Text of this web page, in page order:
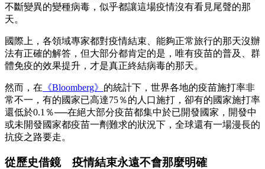
不斷變異的變種病毒，似乎都讓這場疫情沒有看見尾聲的那
天。
國際上，各領域專家都對疫情結束、能夠正常旅行的那天沒辦
法有正確的解答，但大部分都肯定的是，唯有疫苗的普及、群
體免疫的效果提升，才是真正終結病毒的那天。
然而，在 《Bloomberg》 的統計下，世界各地的疫苗施打率非
常不一，有的國家已高達75％的人口施打，卻有的國家施打率
還低於0.1％──在絕大部分疫苗都集中於已開發國家，開發中
或未開發國家都疫苗一劑難求的狀況下，全球還有一場漫長的
抗疫之路要走。
從歷史借鏡 疫情結束永遠不會那麼明確